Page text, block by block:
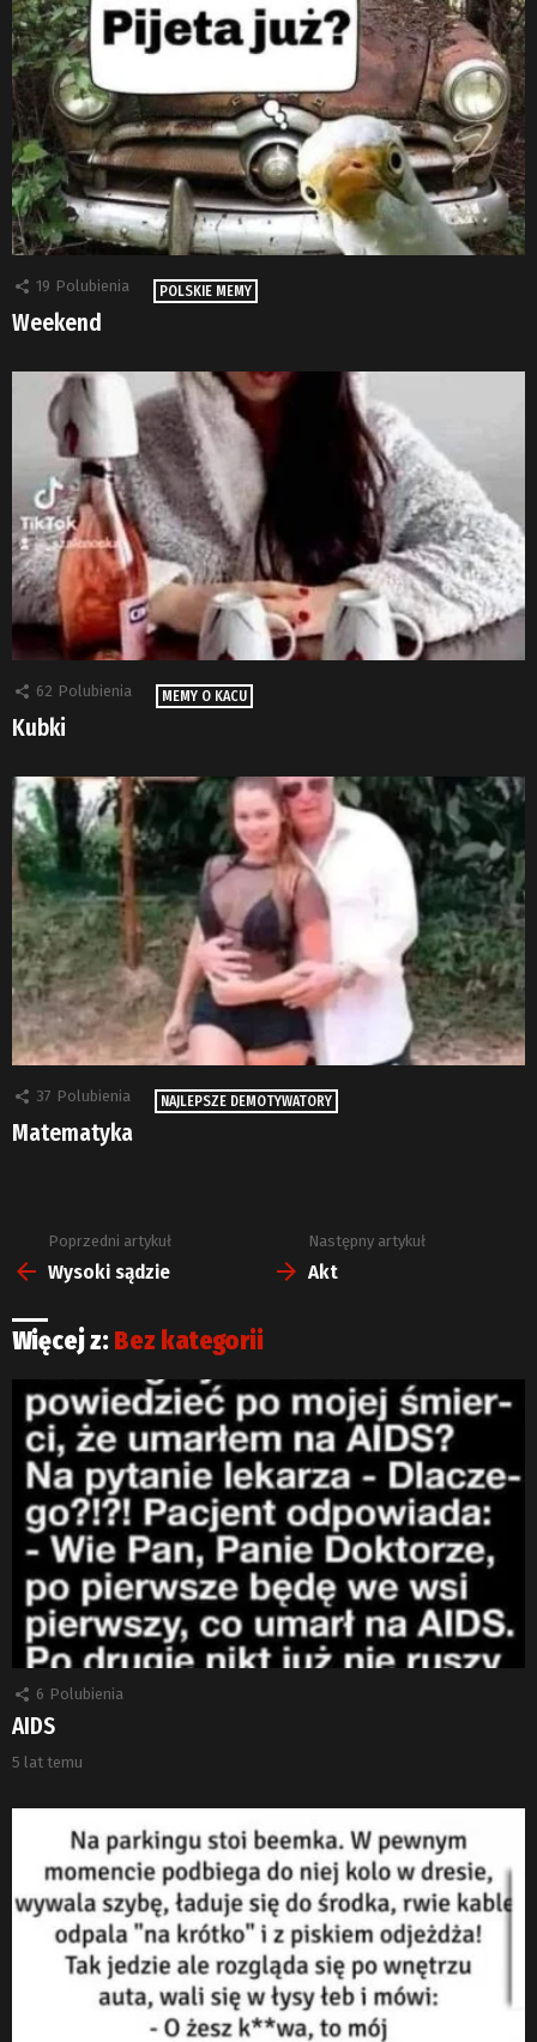
19 Polubienia POLSKIE MEMY
Weekend
62 Polubienia MEMY O KACU
Kubki
37 Polubienia NAJLEPSZE DEMOTYWATORY
Matematyka
Zobacz
więcej
Poprzedni artykuł
Wysoki sądzie
Następny artykuł
Akt
Więcej z: Bez kategorii
6 Polubienia
AIDS
5 lat temu